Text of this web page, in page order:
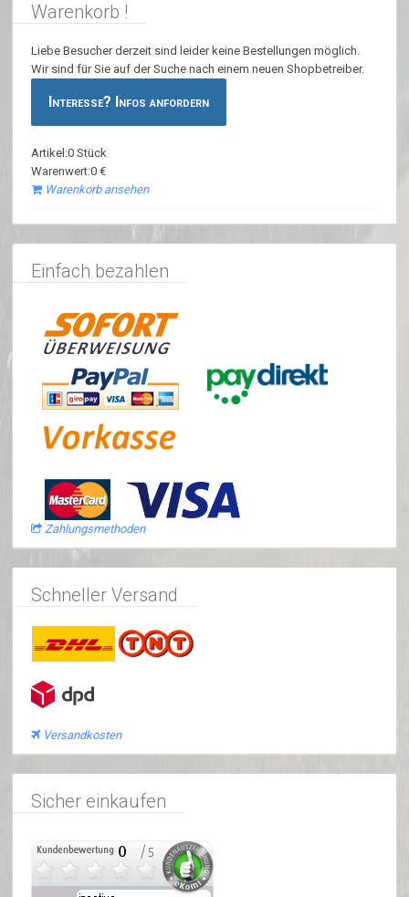
Warenkorb !
Liebe Besucher derzeit sind leider keine Bestellungen möglich.
Wir sind für Sie auf der Suche nach einem neuen Shopbetreiber.
Interesse? Infos anfordern
Artikel:0 Stück
Warenwert:0 €
Warenkorb ansehen
Einfach bezahlen
Zahlungsmethoden
Schneller Versand
Versandkosten
Sicher einkaufen